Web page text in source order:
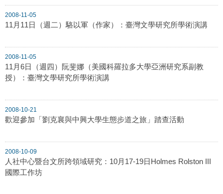
2008-11-05
11月11日（週二）駱以軍（作家）：臺灣文學研究所學術演講
2008-11-05
11月6日（週四）阮斐娜（美國科羅拉多大學亞洲研究系副教
授）：臺灣文學研究所學術演講
2008-10-21
歡迎參加「劉克襄與中興大學生態步道之旅」踏查活動
2008-10-09
人社中心暨台文所跨領域研究：10月17-19日Holmes Rolston III
國際工作坊